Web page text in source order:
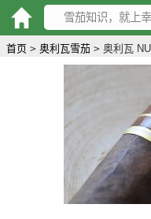
首页 > 奥利瓦雪茄 > 奥利瓦